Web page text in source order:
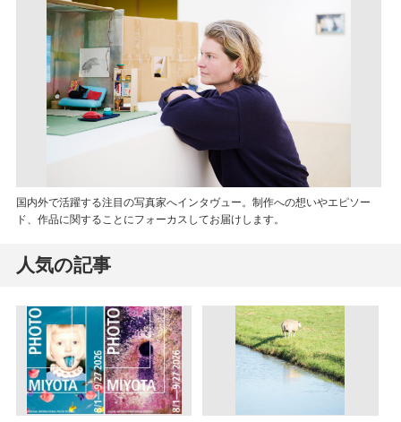
国内外で活躍する注目の写真家へインタヴュー。制作への想いやエピソー
ド、作品に関することにフォーカスしてお届けします。
人気の記事